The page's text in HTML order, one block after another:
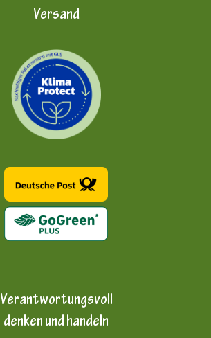
Versand
Verantwortungsvoll
denken und handeln